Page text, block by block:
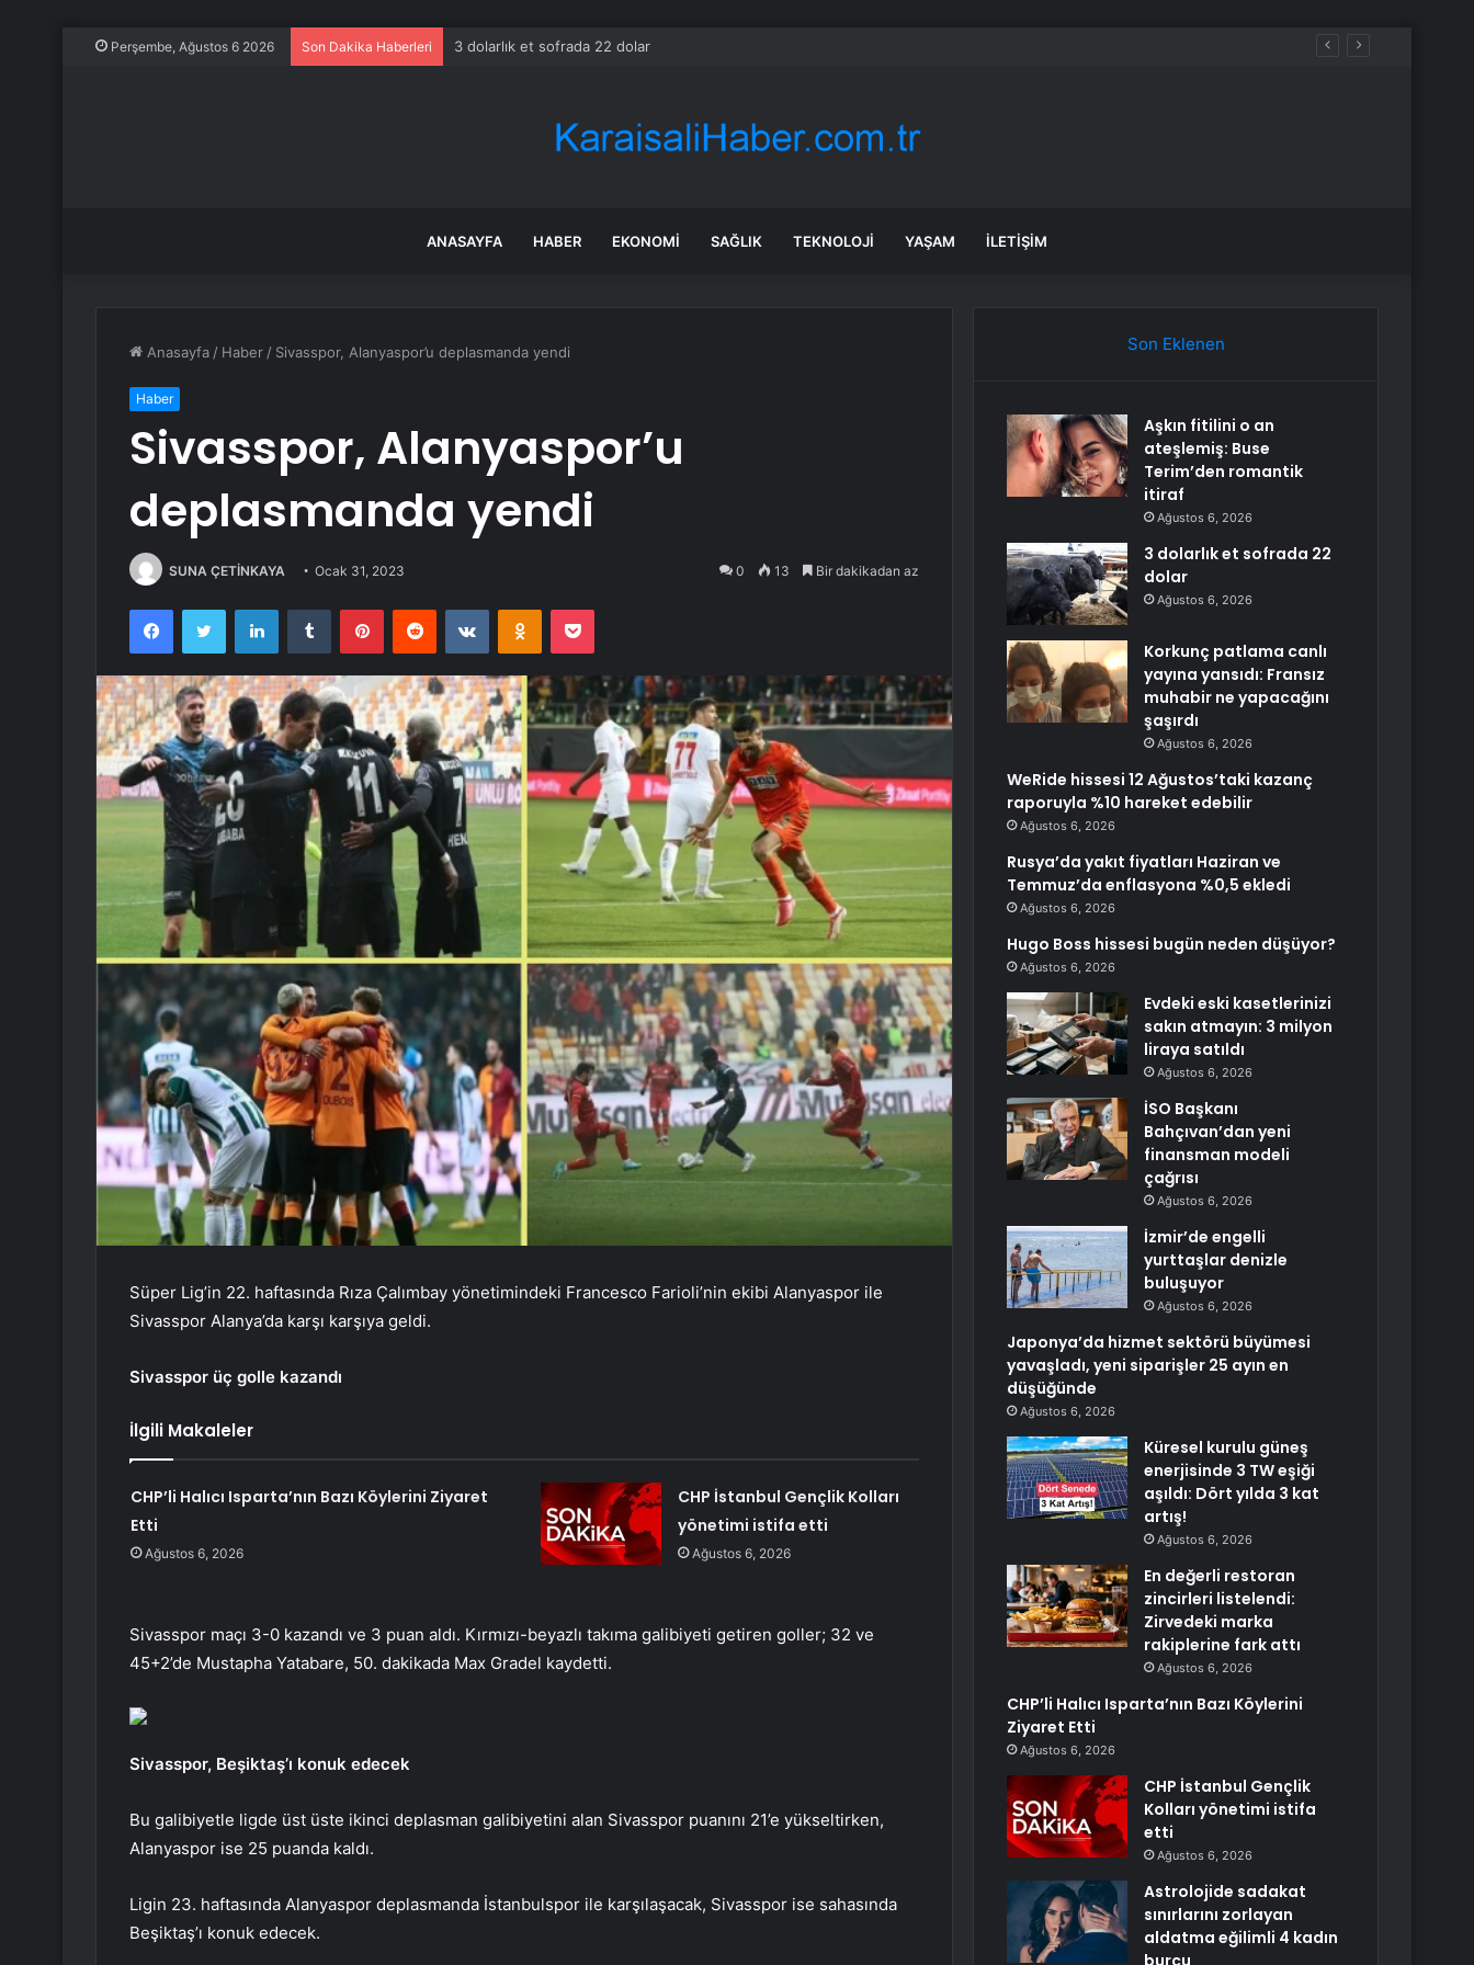
Perşembe, Ağustos 6 2026 Son Dakika Haberleri 3 dolarlık et sofrada 22 dolar
ANASAYFA HABER EKONOMI SAĞLIK TEKNOLOJI YAŞAM İLETIŞIM
Anasayfa / Haber / Sivasspor, Alanyaspor’u deplasmanda yendi
Haber
Sivasspor, Alanyaspor’u
deplasmanda yendi
SUNA ÇETİNKAYA Ocak 31, 2023 0 13 Bir dakikadan az
FacebookTwitter LinkedInTumblr PinterestReddit VKontakteOdnoklassniki
Pocket
Süper Lig’in 22. haftasında Rıza Çalımbay yönetimindeki Francesco Farioli’nin ekibi Alanyaspor ile
Sivasspor Alanya’da karşı karşıya geldi.
Sivasspor üç golle kazandı
İlgili Makaleler
CHP’li Halıcı Isparta’nın Bazı Köylerini Ziyaret
Etti
Ağustos 6, 2026
CHP İstanbul Gençlik Kolları
yönetimi istifa etti
Ağustos 6, 2026
Sivasspor maçı 3-0 kazandı ve 3 puan aldı. Kırmızı-beyazlı takıma galibiyeti getiren goller; 32 ve
45+2’de Mustapha Yatabare, 50. dakikada Max Gradel kaydetti.
Sivasspor, Beşiktaş’ı konuk edecek
Bu galibiyetle ligde üst üste ikinci deplasman galibiyetini alan Sivasspor puanını 21’e yükseltirken,
Alanyaspor ise 25 puanda kaldı.
Ligin 23. haftasında Alanyaspor deplasmanda İstanbulspor ile karşılaşacak, Sivasspor ise sahasında
Beşiktaş’ı konuk edecek.
Son Eklenen
Aşkın fitilini o an
ateşlemiş: Buse
Terim’den romantik
itiraf
Ağustos 6, 2026
3 dolarlık et sofrada 22
dolar
Ağustos 6, 2026
Korkunç patlama canlı
yayına yansıdı: Fransız
muhabir ne yapacağını
şaşırdı
Ağustos 6, 2026
WeRide hissesi 12 Ağustos’taki kazanç
raporuyla %10 hareket edebilir
Ağustos 6, 2026
Rusya’da yakıt fiyatları Haziran ve
Temmuz’da enflasyona %0,5 ekledi
Ağustos 6, 2026
Hugo Boss hissesi bugün neden düşüyor?
Ağustos 6, 2026
Evdeki eski kasetlerinizi
sakın atmayın: 3 milyon
liraya satıldı
Ağustos 6, 2026
İSO Başkanı
Bahçıvan’dan yeni
finansman modeli
çağrısı
Ağustos 6, 2026
İzmir’de engelli
yurttaşlar denizle
buluşuyor
Ağustos 6, 2026
Japonya’da hizmet sektörü büyümesi
yavaşladı, yeni siparişler 25 ayın en
düşüğünde
Ağustos 6, 2026
Küresel kurulu güneş
enerjisinde 3 TW eşiği
aşıldı: Dört yılda 3 kat
artış!
Ağustos 6, 2026
En değerli restoran
zincirleri listelendi:
Zirvedeki marka
rakiplerine fark attı
Ağustos 6, 2026
CHP’li Halıcı Isparta’nın Bazı Köylerini
Ziyaret Etti
Ağustos 6, 2026
CHP İstanbul Gençlik
Kolları yönetimi istifa
etti
Ağustos 6, 2026
Astrolojide sadakat
sınırlarını zorlayan
aldatma eğilimli 4 kadın
burcu